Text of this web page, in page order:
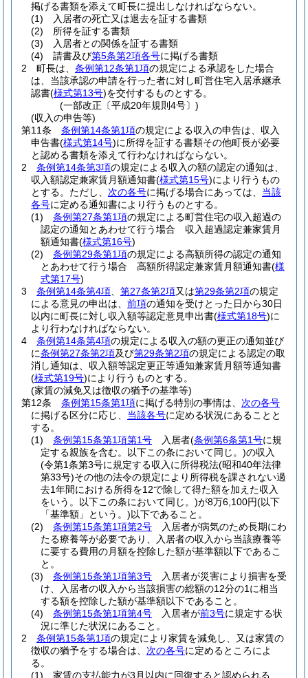
掲げる書類を添えて町長に提出しなければならない。
(1)
入居者の死亡又は退去を証する書類
(2)
所得を証する書類
(3)
入居者との関係を証する書類
(4)
請書及び第5条第2項各号に掲げる書類
2
町長は、 条例第12条第1項の規定による承認をした場合
は、当該承認の申請を行った者に対し町営住宅入居承継承
認書(様式第13号)を交付するものとする。
(一部改正〔平成20年規則4号〕)
(収入の申告等)
第11条
条例第14条第1項の規定による収入の申告は、収入
申告書(様式第14号)に所得を証する書類その他町長が必要
と認める書類を添えて行わなければならない。
2
条例第14条第3項の規定による収入の額の認定の通知は、
収入額認定兼家賃月額通知書(様式第15号)により行うもの
とする。 ただし、 次の各号に掲げる場合にあっては、 当該
各号に定める通知書により行うものとする。
(1)
条例第27条第1項の規定による町営住宅の収入超過の
認定の通知とあわせて行う場合 収入超過認定兼家賃月
額通知書(様式第16号)
(2)
条例第29条第1項の規定による高額所得の認定の通知
とあわせて行う場合 高額所得認定兼家賃月額通知書(様
式第17号)
3
条例第14条第4項 第27条第2項又は第29条第2項の規定
による意見の申出は、 前項の通知を受けとった日から30日
以内に町長に対し収入額等認定意見申出書(様式第18号)に
より行わなければならない。
4
条例第14条第4項の規定による収入の額の更正の通知並び
に条例第27条第2項及び第29条第2項の規定による認定の取
消し通知は、収入額等認定更正等通知兼家賃月額等通知書
(様式第19号)により行うものとする。
(家賃の減免又は徴収の猶予の基準等)
第12条
条例第15条第1項に掲げる特別の事情は、 次の各号
に掲げる区分に応じ、 当該各号に定める状況にあることと
する。
(1)
条例第15条第1項第1号 入居者(条例第6条第1号に規
定する親族を含む。以下この条において同じ。)の収入
(令第1条第3号に規定する収入に所得税法(昭和40年法律
第33号)その他の法令の規定により所得税を課されない過
去1年間における所得を12で除して得た額を加えた収入
をいう。以下この条において同じ。)が8万6,100円(以下
「基準額」という。)以下であること。
(2)
条例第15条第1項第2号 入居者が病気のため長期にわ
たる療養等が必要であり、入居者の収入から当該療養等
に要する費用の月額を控除した額が基準額以下であるこ
と。
(3)
条例第15条第1項第3号 入居者が災害により損害を受
け、入居者の収入から当該損害の総額の12分の1に相当
する額を控除した額が基準額以下であること。
(4)
条例第15条第1項第4号 入居者が前3号に規定する状
況に準じた状況にあること。
2
条例第15条第1項の規定により家賃を減免し、又は家賃の
徴収の猶予をする場合は、 次の各号に定めるところによ
る。
(1)
家賃の支払能力が3月以内に回復すると認められる